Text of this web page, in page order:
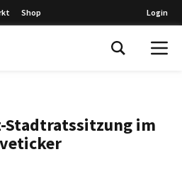
Shop Login
Stadtratssitzung im